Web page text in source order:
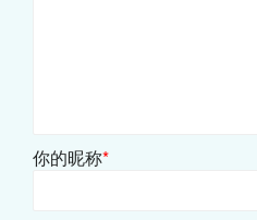
你的昵称*